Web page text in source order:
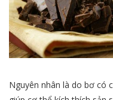
Nguyên nhân là do bơ có